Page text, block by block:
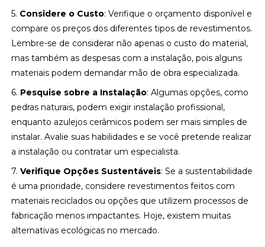
5. Considere o Custo: Verifique o orçamento disponível e
compare os preços dos diferentes tipos de revestimentos.
Lembre-se de considerar não apenas o custo do material,
mas também as despesas com a instalação, pois alguns
materiais podem demandar mão de obra especializada.
6. Pesquise sobre a Instalação: Algumas opções, como
pedras naturais, podem exigir instalação profissional,
enquanto azulejos cerâmicos podem ser mais simples de
instalar. Avalie suas habilidades e se você pretende realizar
a instalação ou contratar um especialista.
7.Verifique Opções Sustentáveis: Se a sustentabilidade
é uma prioridade, considere revestimentos feitos com
materiais reciclados ou opções que utilizem processos de
fabricação menos impactantes. Hoje, existem muitas
alternativas ecológicas no mercado.